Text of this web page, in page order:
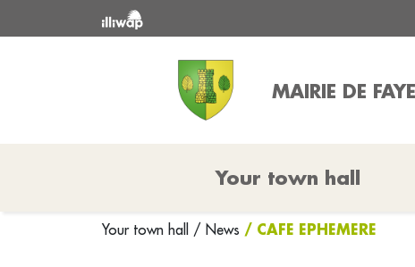
MAIRIE DE
Your town hall
Your town hall / News / CAFE EPHEMERE